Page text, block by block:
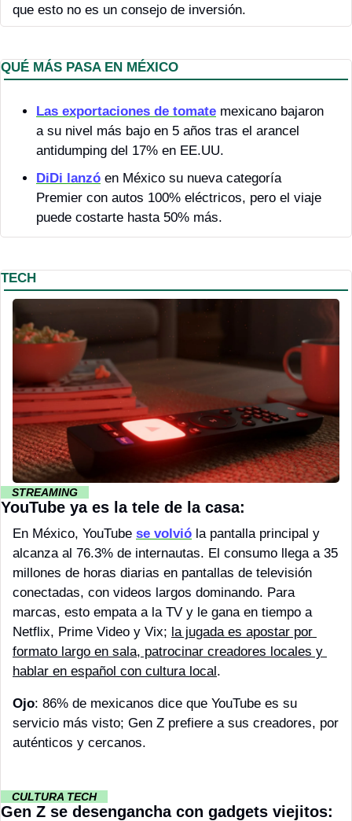
que esto no es un consejo de inversión.
QUÉ MÁS PASA EN MÉXICO
Las exportaciones de tomate mexicano bajaron
a su nivel más bajo en 5 años tras el arancel
antidumping del 17% en EE.UU.
DiDi lanzó en México su nueva categoría
Premier con autos 100% eléctricos, pero el viaje
puede costarte hasta 50% más.
TECH
STREAMING
YouTube ya es la tele de la casa:
En México, YouTube se volvió la pantalla principal y
alcanza al 76.3% de internautas. El consumo llega a 35
millones de horas diarias en pantallas de televisión
conectadas, con videos largos dominando. Para
marcas, esto empata a la TV y le gana en tiempo a
Netflix, Prime Video y Vix; la jugada es apostar por
formato largo en sala, patrocinar creadores locales y
hablar en español con cultura local.
Ojo: 86% de mexicanos dice que YouTube es su
servicio más visto; Gen Z prefiere a sus creadores, por
auténticos y cercanos.
CULTURA TECH
Gen Z se desengancha con gadgets viejitos: